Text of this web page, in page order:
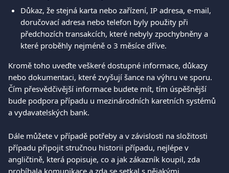
Důkaz, že stejná karta nebo zařízení, IP adresa, e-mail,
doručovací adresa nebo telefon byly použity při
předchozích transakcích, které nebyly zpochybněny a
které proběhly nejméně o 3 měsíce dříve.
Kromě toho uveďte veškeré dostupné informace, důkazy
nebo dokumentaci, které zvyšují šance na výhru ve sporu.
Čím přesvědčivější informace budete mít, tím úspěšnější
bude podpora případu u mezinárodních karetních systémů
a vydavatelských bank.
Dále můžete v případě potřeby a v závislosti na složitosti
případu připojit stručnou historii případu, nejlépe v
angličtině, která popisuje, co a jak zákazník koupil, zda
probíhala komunikace a zda se setkal s nějakými